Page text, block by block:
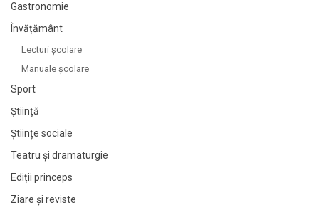
Gastronomie
Învățământ
Lecturi şcolare
Manuale şcolare
Sport
Știință
Științe sociale
Teatru și dramaturgie
Ediții princeps
Ziare şi reviste